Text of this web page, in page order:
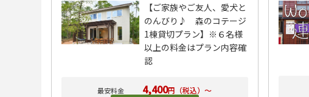
【ご家族やご友人、愛犬と
のんびり♪ 森のコテージ
1棟貸切プラン】※６名様
以上の料金はプラン内容確
認
4,400円（税込）～